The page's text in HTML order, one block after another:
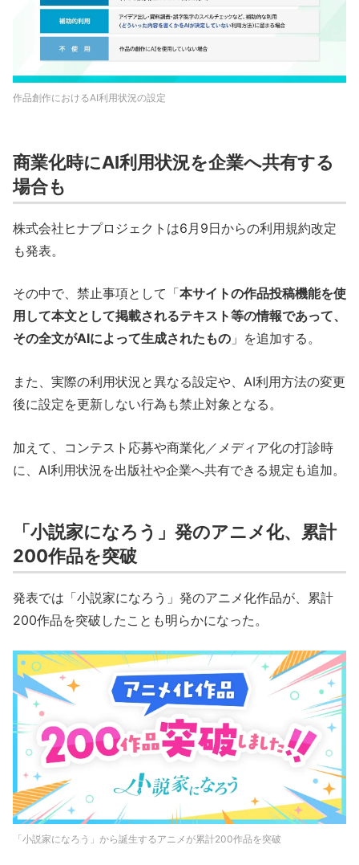
作品創作におけるAI利用状況の設定
商業化時にAI利用状況を企業へ共有する
場合も
株式会社ヒナプロジェクトは6月9日からの利用規約改定
も発表。
その中で、禁止事項として「本サイトの作品投稿機能を使
用して本文として掲載されるテキスト等の情報であって、
その全文がAIによって生成されたもの 」を追加する。
また、実際の利用状況と異なる設定や、AI利用方法の変更
後に設定を更新しない行為も禁止対象となる。
加えて、コンテスト応募や商業化／メディア化の打診時
に、AI利用状況を出版社や企業へ共有できる規定も追加。
「小説家になろう」発のアニメ化、累計
200作品を突破
発表では「小説家になろう」発のアニメ化作品が、累計
200作品を突破したことも明らかになった。
「小説家になろう」から誕生するアニメが累計200作品を突破